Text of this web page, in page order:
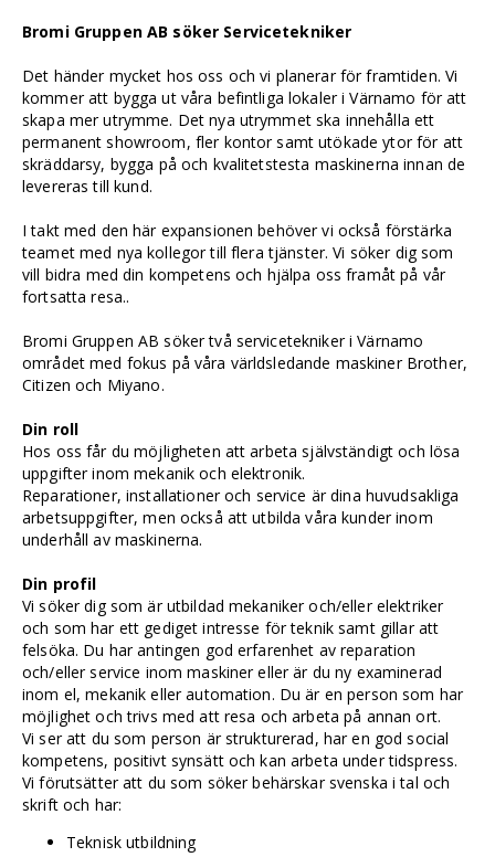
Bromi Gruppen AB söker Servicetekniker
Det händer mycket hos oss och vi planerar för framtiden. Vi
kommer att bygga ut våra befintliga lokaler i Värnamo för att
skapa mer utrymme. Det nya utrymmet ska innehålla ett
permanent showroom, fler kontor samt utökade ytor för att
skräddarsy, bygga på och kvalitetstesta maskinerna innan de
levereras till kund.
I takt med den här expansionen behöver vi också förstärka
teamet med nya kollegor till flera tjänster. Vi söker dig som
vill bidra med din kompetens och hjälpa oss framåt på vår
fortsatta resa..
Bromi Gruppen AB söker två servicetekniker i Värnamo
området med fokus på våra världsledande maskiner Brother,
Citizen och Miyano.
Din roll
Hos oss får du möjligheten att arbeta självständigt och lösa
uppgifter inom mekanik och elektronik.
Reparationer, installationer och service är dina huvudsakliga
arbetsuppgifter, men också att utbilda våra kunder inom
underhåll av maskinerna.
Din profil
Vi söker dig som är utbildad mekaniker och/eller elektriker
och som har ett gediget intresse för teknik samt gillar att
felsöka. Du har antingen god erfarenhet av reparation
och/eller service inom maskiner eller är du ny examinerad
inom el, mekanik eller automation. Du är en person som har
möjlighet och trivs med att resa och arbeta på annan ort.
Vi ser att du som person är strukturerad, har en god social
kompetens, positivt synsätt och kan arbeta under tidspress.
Vi förutsätter att du som söker behärskar svenska i tal och
skrift och har:
Teknisk utbildning